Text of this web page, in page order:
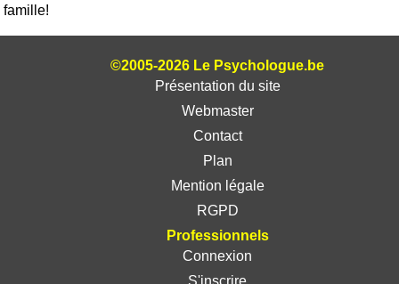
famille!
©2005-2026 Le Psychologue.be
Présentation du site
Webmaster
Contact
Plan
Mention légale
RGPD
Professionnels
Connexion
S'inscrire